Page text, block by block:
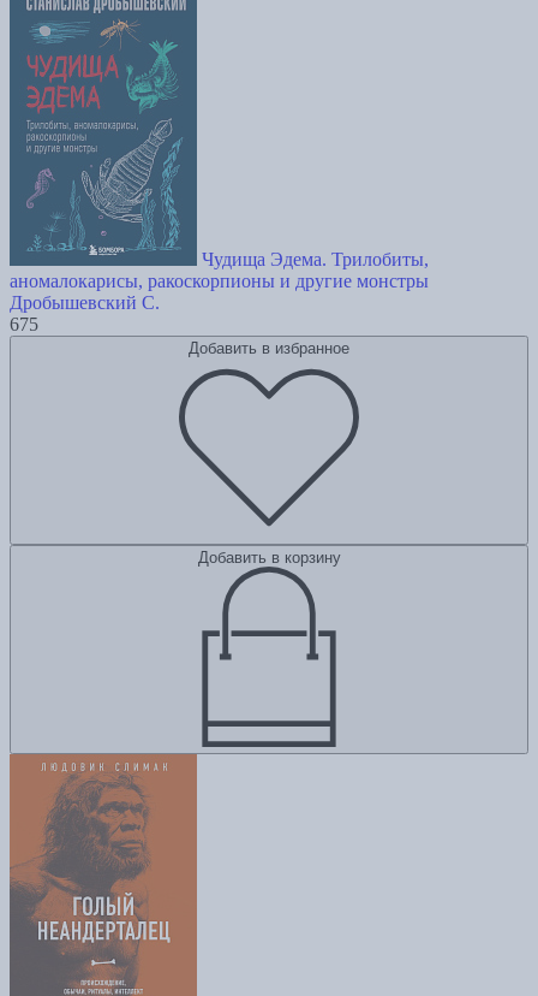
Чудища Эдема. Трилобиты,
аномалокарисы, ракоскорпионы и другие монстры
Дробышевский С.
675
Добавить в избранное
Добавить в корзину